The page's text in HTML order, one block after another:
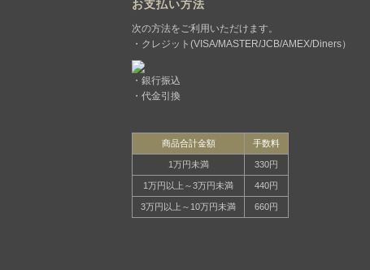
お支払い方法
次の方法をご利用いただけます。
・クレジット(VISA/MASTER/JCB/AMEX/Diners）
・銀行振込
・代金引換
商品合計金額 手数料
1万円未満 330円
1万円以上～3万円未満 440円
3万円以上～10万円未満 660円